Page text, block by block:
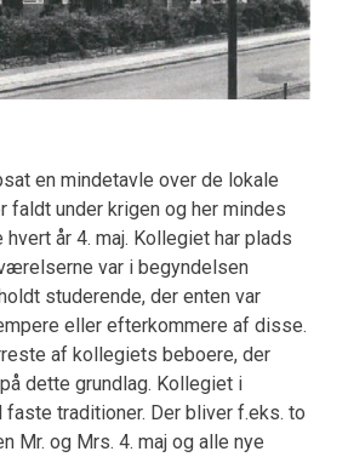
en mindetavle over de lokale
faldt under krigen og her mindes
år 4. maj. Kollegiet har plads
var i begyndelsen
studerende, der enten var
eller efterkommere af disse.
af kollegiets beboere, der
dette grundlag. Kollegiet i
faste traditioner. Der bliver f.eks. to
Mr. og Mrs. 4. maj og alle nye